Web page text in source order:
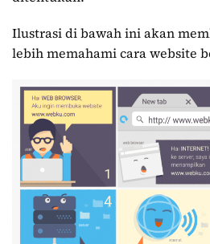
Ilustrasi di bawah ini akan
lebih memahami cara website